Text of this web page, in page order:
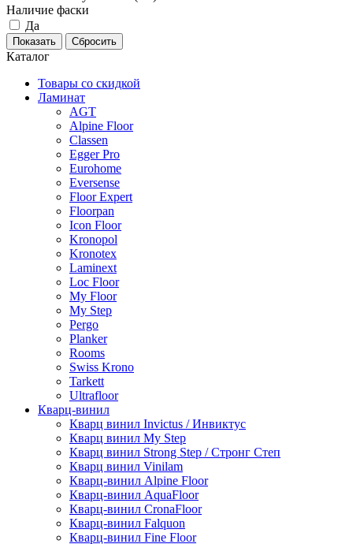
Наличие фаски
Да
Каталог
Товары со скидкой
Ламинат
AGT
Alpine Floor
Classen
Egger Pro
Eurohome
Eversense
Floor Expert
Floorpan
Icon Floor
Kronopol
Kronotex
Laminext
Loc Floor
My Floor
My Step
Pergo
Planker
Rooms
Swiss Krono
Tarkett
Ultrafloor
Кварц-винил
Кварц винил Invictus / Инвиктус
Кварц винил My Step
Кварц винил Strong Step / Стронг Степ
Кварц винил Vinilam
Кварц-винил Alpine Floor
Кварц-винил AquaFloor
Кварц-винил CronaFloor
Кварц-винил Falquon
Кварц-винил Fine Floor